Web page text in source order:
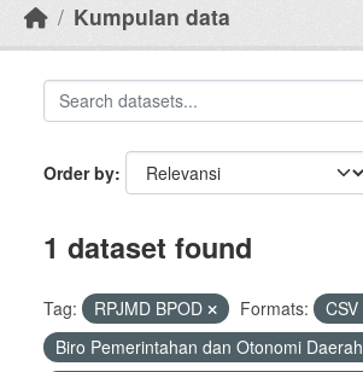
Kumpulan data
Order by
1 dataset found
Tag: RPJMD BPOD Formats: CSV
Biro Pemerintahan dan Otonomi Daerah